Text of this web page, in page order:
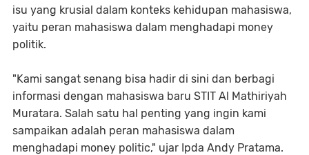
isu yang krusial dalam konteks kehidupan mahasiswa,
yaitu peran mahasiswa dalam menghadapi money
politik.
"Kami sangat senang bisa hadir di sini dan berbagi
informasi dengan mahasiswa baru STIT Al Mathiriyah
Muratara. Salah satu hal penting yang ingin kami
sampaikan adalah peran mahasiswa dalam
menghadapi money politic," ujar Ipda Andy Pratama.